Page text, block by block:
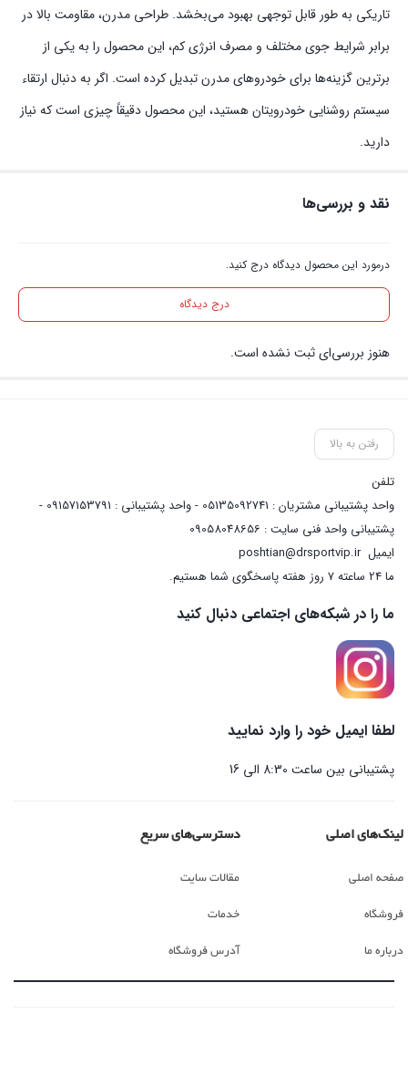
تاریکی به طور قابل توجهی بهبود می‌بخشد. طراحی مدرن، مقاومت بالا در
برابر شرایط جوی مختلف و مصرف انرژی کم، این محصول را به یکی از
برترین گزینه‌ها برای خودروهای مدرن تبدیل کرده است. اگر به دنبال ارتقاء
سیستم روشنایی خودرویتان هستید، این محصول دقیقاً چیزی است که نیاز
دارید.
نقد و بررسی‌ها
درمورد این محصول دیدگاه درج کنید.
درج دیدگاه
هنوز بررسی‌ای ثبت نشده است.
رفتن به بالا
تلفن
واحد پشتیبانی مشتریان : 05135092741 - واحد پشتیبانی : 09157153791 -
پشتیبانی واحد فنی سایت : 09058048656
ایمیلposhtian@drsportvip.ir
ما 24 ساعته 7 روز هفته پاسخگوی شما هستیم.
ما را در شبکه‌های اجتماعی دنبال کنید
لطفا ایمیل خود را وارد نمایید
پشتیبانی بین ساعت 8:30 الی 16
لینک‌های اصلی
صفحه اصلی
فروشگاه
درباره ما
دسترسی‌های سریع
مقالات سایت
خدمات
آدرس فروشگاه